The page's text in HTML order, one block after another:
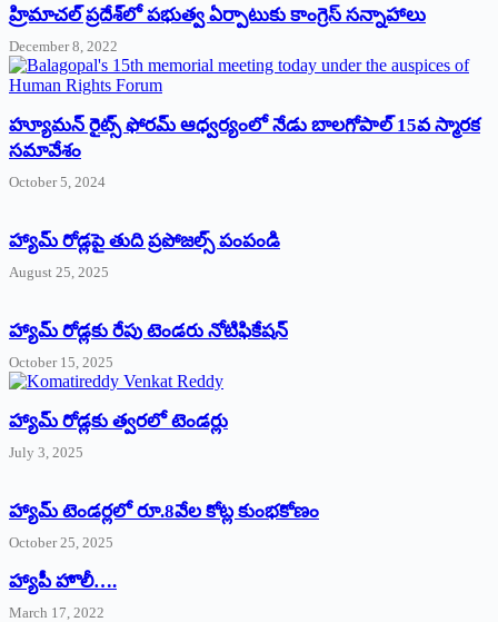
‌హ్రిమాచల్‌ ‌ప్రదేశ్‌లో పభుత్వ ఏర్పాటుకు కాంగ్రెస్‌ ‌సన్నాహాలు
December 8, 2022
హ్యూమన్‌ రైట్స్‌ ఫోరమ్‌ ఆధ్వర్యంలో నేడు బాలగోపాల్‌ 15వ స్మారక
సమావేశం
October 5, 2024
హ్యామ్‌ రోడ్లపై తుది ప్రపోజల్స్‌ పంపండి
August 25, 2025
హ్యామ్‌ రోడ్లకు రేపు టెండరు నోటిఫికేషన్‌
October 15, 2025
హ్యామ్‌ రోడ్లకు త్వరలో టెండర్లు
July 3, 2025
హ్యామ్‌ ‌టెండర్లలో రూ.8వేల కోట్ల కుంభకోణం
October 25, 2025
హ్యాపీ హొలీ….
March 17, 2022